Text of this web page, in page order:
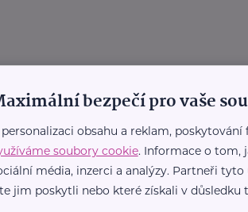
bezpečí pro vaše
personalizaci obsahu a reklam,
soubory cookie. Informace o tom,
média, inzerci a analýzy. Partneři
jim poskytli nebo které získali v důsledku